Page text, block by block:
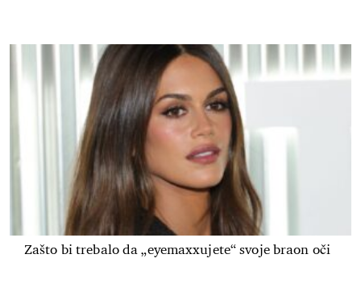
Zašto bi trebalo da „eyemaxxujete“ svoje braon oči